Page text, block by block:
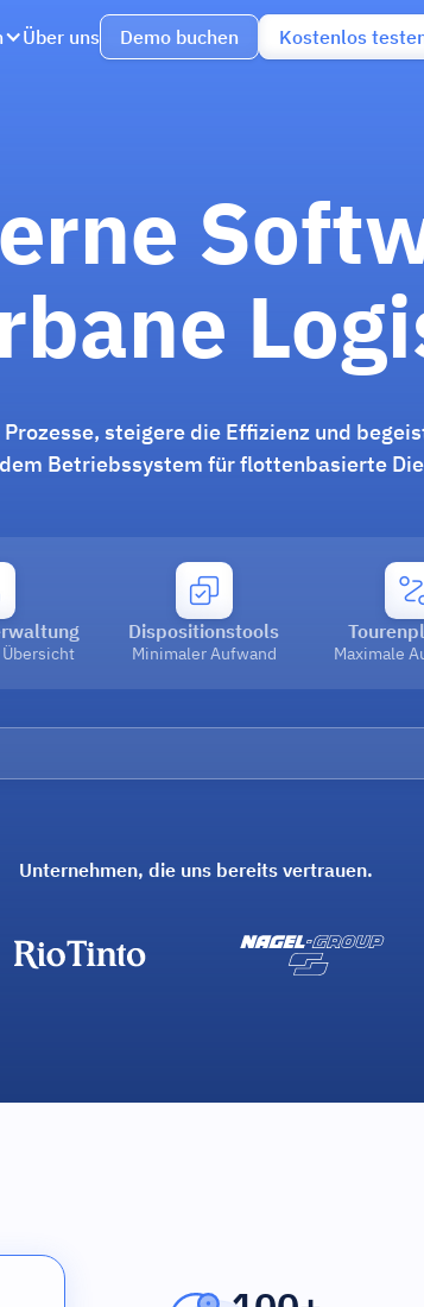
Über uns Demo buchen Kostenlos
steigere die Effizienz und
Betriebssystem für flottenbasierte
Dispositionstools
Minimaler Aufwand Maximale
Unternehmen, die uns bereits vertrauen.